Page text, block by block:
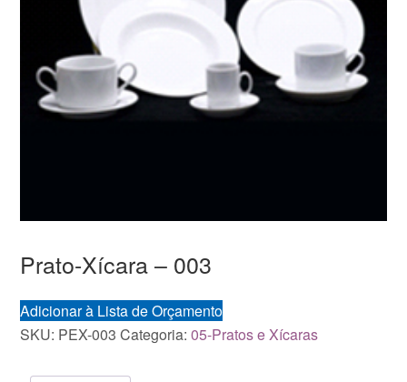
Prato-Xícara – 003
Adicionar à Lista de Orçamento
SKU: PEX-003 Categoria:05-Pratos e Xícaras